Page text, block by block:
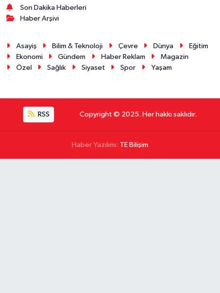
Son Dakika Haberleri
Haber Arşivi
Asayiş Bilim & Teknoloji Çevre Dünya
Eğitim
Ekonomi
Gündem Haber Reklam
Magazin
Özel
Sağlık Siyaset Spor Yaşam
RSS Copyright © 2025. Her hakkı saklıdır.
Haber Yazılımı: TE Bilişim